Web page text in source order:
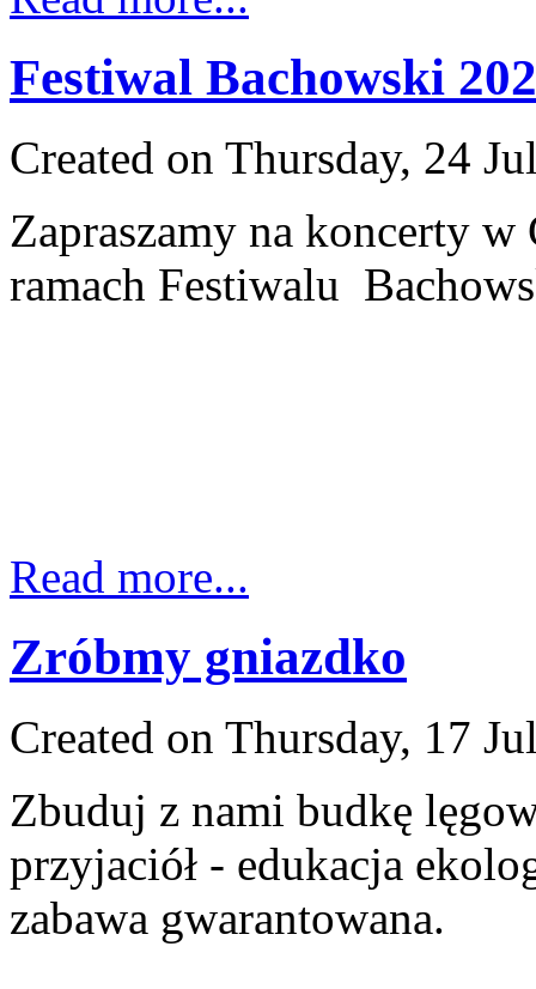
Festiwal Bachowski
Created on Thursday, 24
Zapraszamy na koncerty
ramach Festiwalu
Read more...
Zróbmy gniazdko
Created on Thursday, 17
Zbuduj z nami budkę
przyjaciół - edukacja
zabawa gwarantowana.